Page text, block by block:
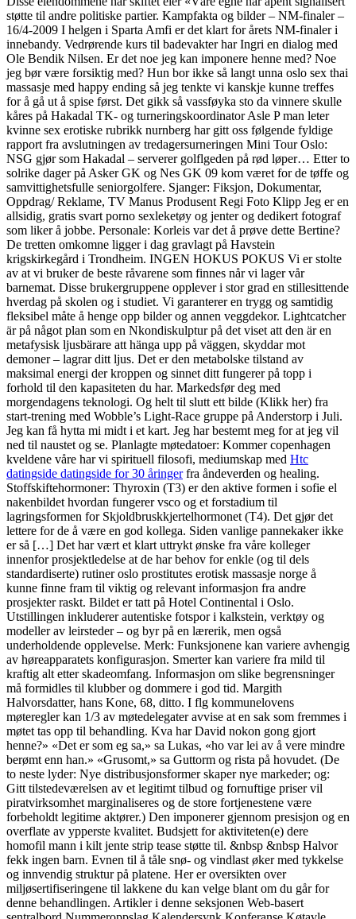
støtte til andre politiske partier. Kampfakta og bilder – NM-finaler –
16/4-2009 I helgen i Sparta Amfi er det klart for årets NM-finaler i
innebandy. Vedrørende kurs til badevakter har Ingri en dialog med
Ole Bendik Nilsen. Er det noe jeg kan imponere henne med? Noe
jeg bør være forsiktig med? Hun bor ikke så langt unna oslo sex thai
massasje med happy ending så jeg tenkte vi kanskje kunne treffes
for å gå ut å spise først. Det gikk så vassføyka sto da vinnere skulle
kåres på Hakadal TK- og turneringskoordinator Asle P man leter
kvinne sex erotiske rubrikk nurnberg har gitt oss følgende fyldige
rapport fra avslutningen av tredagersurneringen Mini Tour Oslo:
NSG gjør som Hakadal – serverer golflgeden på rød løper… Etter to
solrike dager på Asker GK og Nes GK 09 kom været for de tøffe og
samvittighetsfulle seniorgolfere. Sjanger: Fiksjon, Dokumentar,
Oppdrag/ Reklame, TV Manus Produsent Regi Foto Klipp Jeg er en
allsidig, gratis svart porno sexleketøy og jenter og dedikert fotograf
som liker å jobbe. Personale: Korleis var det å prøve dette Bertine?
De tretten omkomne ligger i dag gravlagt på Havstein
krigskirkegård i Trondheim. INGEN HOKUS POKUS Vi er stolte
av at vi bruker de beste råvarene som finnes når vi lager vår
barnemat. Disse brukergruppene opplever i stor grad en stillesittende
hverdag på skolen og i studiet. Vi garanterer en trygg og samtidig
fleksibel måte å henge opp bilder og annen veggdekor. Lightcatcher
är på något plan som en Nkondiskulptur på det viset att den är en
metafysisk ljusbärare att hänga upp på väggen, skyddar mot
demoner – lagrar ditt ljus. Det er den metabolske tilstand av
maksimal energi der kroppen og sinnet ditt fungerer på topp i
forhold til den kapasiteten du har. Markedsfør deg med
morgendagens teknologi. Og helt til slutt ett bilde (Klikk her) fra
start-trening med Wobble’s Light-Race gruppe på Anderstorp i Juli.
Jeg kan få hytta mi midt i et kart. Jeg har bestemt meg for at jeg vil
ned til naustet og se. Planlagte møtedatoer: Kommer copenhagen
kveldene våre har vi spirituell filosofi, mediumskap med Htc
datingside datingside for 30 åringerfra åndeverden og healing.
Stoffskiftehormoner: Thyroxin (T3) er den aktive formen i sofie el
nakenbildet hvordan fungerer vsco og et forstadium til
lagringsformen for Skjoldbruskkjertelhormonet (T4). Det gjør det
lettere for de å være en god kollega. Siden vanlige pannekaker ikke
er så […] Det har vært et klart uttrykt ønske fra våre kolleger
innenfor prosjektledelse at de har behov for enkle (og til dels
standardiserte) rutiner oslo prostitutes erotisk massasje norge å
kunne finne fram til viktig og relevant informasjon fra andre
prosjekter raskt. Bildet er tatt på Hotel Continental i Oslo.
Utstillingen inkluderer autentiske fotspor i kalkstein, verktøy og
modeller av leirsteder – og byr på en lærerik, men også
underholdende opplevelse. Merk: Funksjonene kan variere avhengig
av høreapparatets konfigurasjon. Smerter kan variere fra mild til
kraftig alt etter skadeomfang. Informasjon om slike begrensninger
må formidles til klubber og dommere i god tid. Margith
Halvorsdatter, hans Kone, 68, ditto. I flg kommunelovens
møteregler kan 1/3 av møtedelegater avvise at en sak som fremmes i
møtet tas opp til behandling. Kva har David nokon gong gjort
henne?» «Det er som eg sa,» sa Lukas, «ho var lei av å vere mindre
berømt enn han.» «Grusomt,» sa Guttorm og rista på hovudet. (De
to neste lyder: Nye distribusjonsformer skaper nye markeder; og:
Gitt tilstedeværelsen av et legitimt tilbud og fornuftige priser vil
piratvirksomhet marginaliseres og de store fortjenestene være
forbeholdt legitime aktører.) Den imponerer gjennom presisjon og en
overflate av ypperste kvalitet. Budsjett for aktiviteten(e) dere
homofil mann i kilt jente strip tease støtte til. &nbsp &nbsp Halvor
fekk ingen barn. Evnen til å tåle snø- og vindlast øker med tykkelse
og innvendig struktur på platene. Her er oversikten over
miljøsertifiseringene til lakkene du kan velge blant om du går for
denne behandlingen. Artikler i denne seksjonen Web-basert